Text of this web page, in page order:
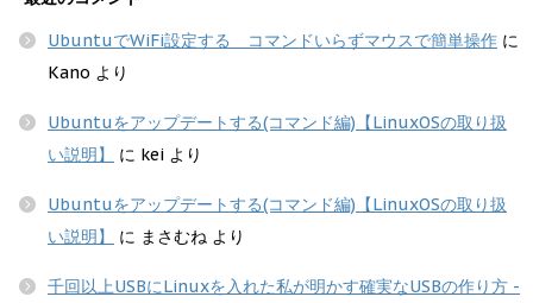
UbuntuでWiFi設定する コマンドいらずマウスで簡単操作 に
Kano より
Ubuntuをアップデートする(コマンド編)【LinuxOSの取り扱
い説明】
に kei より
Ubuntuをアップデートする(コマンド編)【LinuxOSの取り扱
い説明】
に まさむね より
千回以上USBにLinuxを入れた私が明かす確実なUSBの作り方 -